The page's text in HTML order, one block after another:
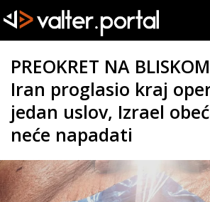
PREOKRET NA
Iran proglasio kraj
jedan uslov, Izrael
neće napadati